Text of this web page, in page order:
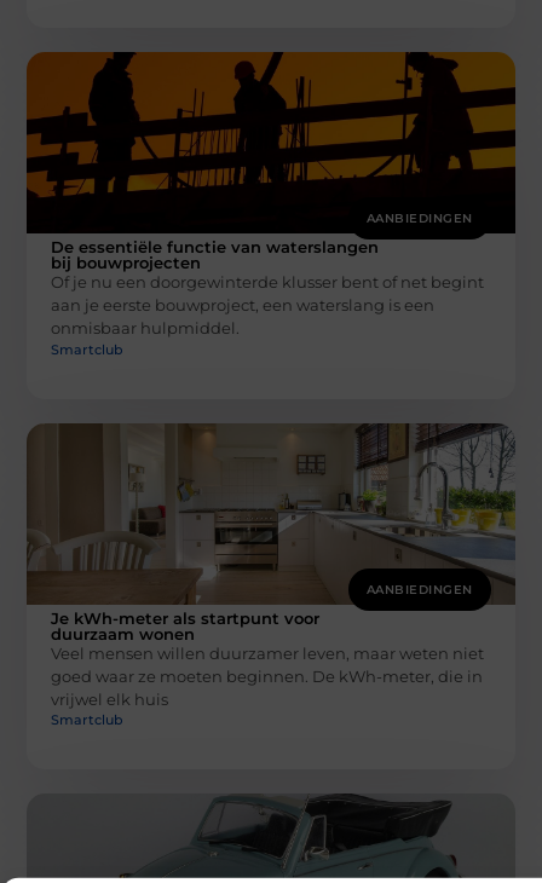
AANBIEDINGEN
De essentiële functie van waterslangen
bij bouwprojecten
Of je nu een doorgewinterde klusser bent of net begint
aan je eerste bouwproject, een waterslang is een
onmisbaar hulpmiddel.
Smartclub
AANBIEDINGEN
Je kWh-meter als startpunt voor
duurzaam wonen
Veel mensen willen duurzamer leven, maar weten niet
goed waar ze moeten beginnen. De kWh-meter, die in
vrijwel elk huis
Smartclub